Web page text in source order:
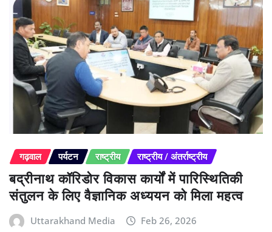
गढ़वाल पर्यटन राष्ट्रीय राष्ट्रीय / अंतर्राष्ट्रीय
बद्रीनाथ कॉरिडोर विकास कार्यों में पारिस्थितिकी
संतुलन के लिए वैज्ञानिक अध्ययन को मिला महत्व
Uttarakhand Media Feb 26, 2026